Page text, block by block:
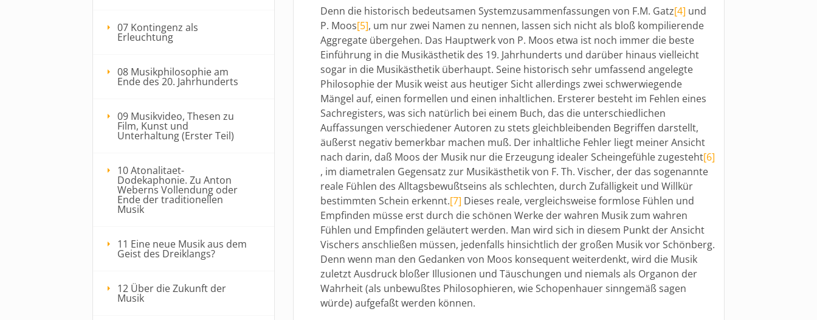
Denn die historisch bedeutsamen Systemzusammenfassungen von F.M. Gatz[4] und
P. Moos[5], um nur zwei Namen zu nennen, lassen sich nicht als bloß kompilierende
Aggregate übergehen. Das Hauptwerk von P. Moos etwa ist noch immer die beste
Einführung in die Musikästhetik des 19. Jahrhunderts und darüber hinaus vielleicht
sogar in die Musikästhetik überhaupt. Seine historisch sehr umfassend angelegte
Philosophie der Musik weist aus heutiger Sicht allerdings zwei schwerwiegende
Mängel auf, einen formellen und einen inhaltlichen. Ersterer besteht im Fehlen eines
Sachregisters, was sich natürlich bei einem Buch, das die unterschiedlichen
Auffassungen verschiedener Autoren zu stets gleichbleibenden Begriffen darstellt,
äußerst negativ bemerkbar machen muß. Der inhaltliche Fehler liegt meiner Ansicht
nach darin, daß Moos der Musik nur die Erzeugung idealer Scheingefühle zugesteht[6]
, im diametralen Gegensatz zur Musikästhetik von F. Th. Vischer, der das sogenannte
reale Fühlen des Alltagsbewußtseins als schlechten, durch Zufälligkeit und Willkür
bestimmten Schein erkennt.[7] Dieses reale, vergleichsweise formlose Fühlen und
Empfinden müsse erst durch die schönen Werke der wahren Musik zum wahren
Fühlen und Empfinden geläutert werden. Man wird sich in diesem Punkt der Ansicht
Vischers anschließen müssen, jedenfalls hinsichtlich der großen Musik vor Schönberg.
Denn wenn man den Gedanken von Moos konsequent weiterdenkt, wird die Musik
zuletzt Ausdruck bloßer Illusionen und Täuschungen und niemals als Organon der
Wahrheit (als unbewußtes Philosophieren, wie Schopenhauer sinngemäß sagen
würde) aufgefaßt werden können.
07 Kontingenz als
Erleuchtung
08 Musikphilosophie am
Ende des 20. Jahrhunderts
09 Musikvideo, Thesen zu
Film, Kunst und
Unterhaltung (Erster Teil)
10 Atonalitaet-
Dodekaphonie. Zu Anton
Weberns Vollendung oder
Ende der traditionellen
Musik
11 Eine neue Musik aus dem
Geist des Dreiklangs?
12 Über die Zukunft der
Musik